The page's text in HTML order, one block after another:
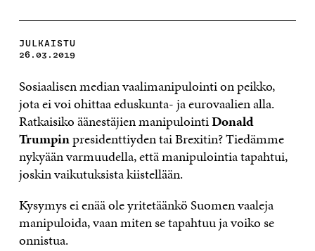
JULKAISTU
26.03.2019
Sosiaalisen median vaalimanipulointi on peikko,
jota ei voi ohittaa eduskunta- ja eurovaalien alla.
Ratkaisiko äänestäjien manipulointiDonald
Trumpinpresidenttiyden tai Brexitin? Tiedämme
nykyään varmuudella, että manipulointia tapahtui,
joskin vaikutuksista kiistellään.
Kysymys ei enää ole yritetäänkö Suomen vaaleja
manipuloida, vaan miten se tapahtuu ja voiko se
onnistua.